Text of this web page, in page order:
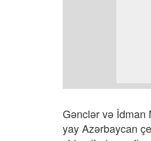
Gənclər və İdman
yay Azərbaycan